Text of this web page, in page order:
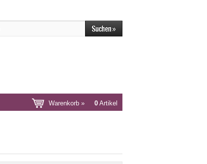
Warenkorb » 0 Artikel